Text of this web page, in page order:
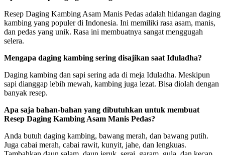
Resep Daging Kambing Asam Manis Pedas adalah hidangan daging
kambing yang populer di Indonesia. Ini memiliki rasa asam, manis,
dan pedas yang unik. Rasa ini membuatnya sangat menggugah
selera.
Mengapa daging kambing sering disajikan saat Iduladha?
Daging kambing dan sapi sering ada di meja Iduladha. Meskipun
sapi dianggap lebih mewah, kambing juga lezat. Bisa diolah dengan
banyak resep.
Apa saja bahan-bahan yang dibutuhkan untuk membuat
Resep Daging Kambing Asam Manis Pedas?
Anda butuh daging kambing, bawang merah, dan bawang putih.
Juga cabai merah, cabai rawit, kunyit, jahe, dan lengkuas.